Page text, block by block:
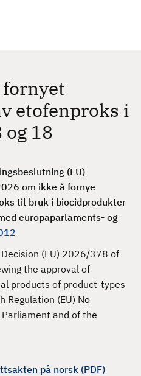
etofenproks i
18
(EU)
om ikke å fornye
til bruk i biocidprodukter
europaparlaments- og
(EU) 2026/378 of
the approval of
products of product-types
Regulation (EU) No
and of the
på norsk (PDF)